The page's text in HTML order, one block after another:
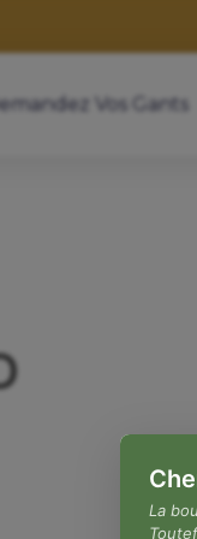
Vos Gants
La